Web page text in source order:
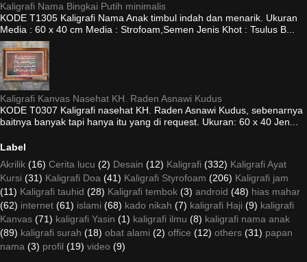
Kaligrafi Nama Bingkai Putih minimalis
KODE T1305 Kaligrafi Nama Anak timbul indah dan menarik. Ukuran
Media : 60 x 40 cm Media : Strofoam,Semen Jenis Khot : Tsulus B...
Kaligrafi Kanvas Nasehat KH. Raden Asnawi Kudus
KODE T0307 Kaligrafi nasehat KH. Raden Asnawi Kudus, sebenarnya
baitnya banyak tapi hanya itu yang di request. Ukuran: 60 x 40 Jen...
Label
Akrilik (16) Cerita lucu (2) Desain (12) Kaligrafi (332) Kaligrafi Ayat
Kursi (31) Kaligrafi Doa (41) Kaligrafi Styrofoam (206) Kaligrafi jam
(11) Kaligrafi tauhid (28) Kaligrafi tembok (3) android (48) hias mahar
(62) internet (61) islami (68) kado nikah (7) kaligrafi Haji (9) kaligrafi
Kanvas (71) kaligrafi Yasin (1) kaligrafi ilmu (8) kaligrafi nama anak
(89) kaligrafi surah (18) obat alami (2) office (12) others (31) papan
nama (3) profil (19) video (9)